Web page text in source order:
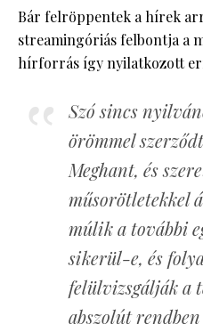
Bár felröppentek a hírek
streamingóriás felbontja a
hírforrás így nyilatkozott
Szó sincs
örömmel
Meghant, és
műsorötletekkel
múlik a további
sikerül-e, és
felülvizsgálják a
abszolút